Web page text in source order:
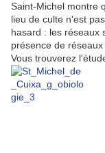
Saint-Michel montre
lieu de culte n'est
hasard : les réseaux
présence de
Vous trouverez